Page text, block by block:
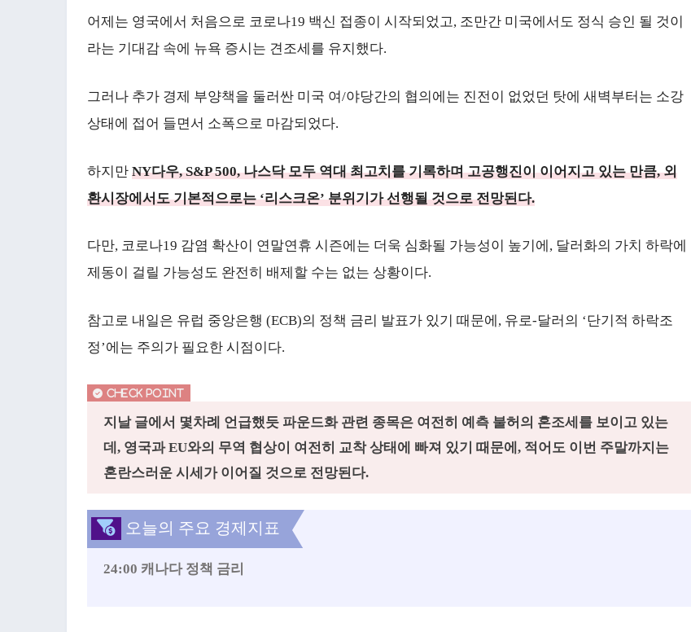
어제는 영국에서 처음으로 코로나19 백신 접종이 시작되었고, 조만간 미국에서도 정식 승인 될 것이
라는 기대감 속에 뉴욕 증시는 견조세를 유지했다.
그러나 추가 경제 부양책을 둘러싼 미국 여/야당간의 협의에는 진전이 없었던 탓에 새벽부터는 소강
상태에 접어 들면서 소폭으로 마감되었다.
하지만 NY다우, S&P 500, 나스닥 모두 역대 최고치를 기록하며 고공행진이 이어지고 있는 만큼, 외
환시장에서도 기본적으로는 ‘리스크온’ 분위기가 선행될 것으로 전망된다.
다만, 코로나19 감염 확산이 연말연휴 시즌에는 더욱 심화될 가능성이 높기에, 달러화의 가치 하락에
제동이 걸릴 가능성도 완전히 배제할 수는 없는 상황이다.
참고로 내일은 유럽 중앙은행 (ECB)의 정책 금리 발표가 있기 때문에, 유로-달러의 ‘단기적 하락조
정’에는 주의가 필요한 시점이다.
지날 글에서 몇차례 언급했듯 파운드화 관련 종목은 여전히 예측 불허의 혼조세를 보이고 있는
데, 영국과 EU와의 무역 협상이 여전히 교착 상태에 빠져 있기 때문에, 적어도 이번 주말까지는
혼란스러운 시세가 이어질 것으로 전망된다.
오늘의 주요 경제지표
24:00 캐나다 정책 금리